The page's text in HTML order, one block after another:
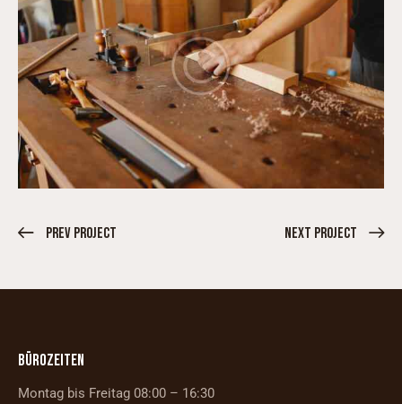
Prev Project Next Project
BÜROZEITEN
Montag bis Freitag 08:00 – 16:30